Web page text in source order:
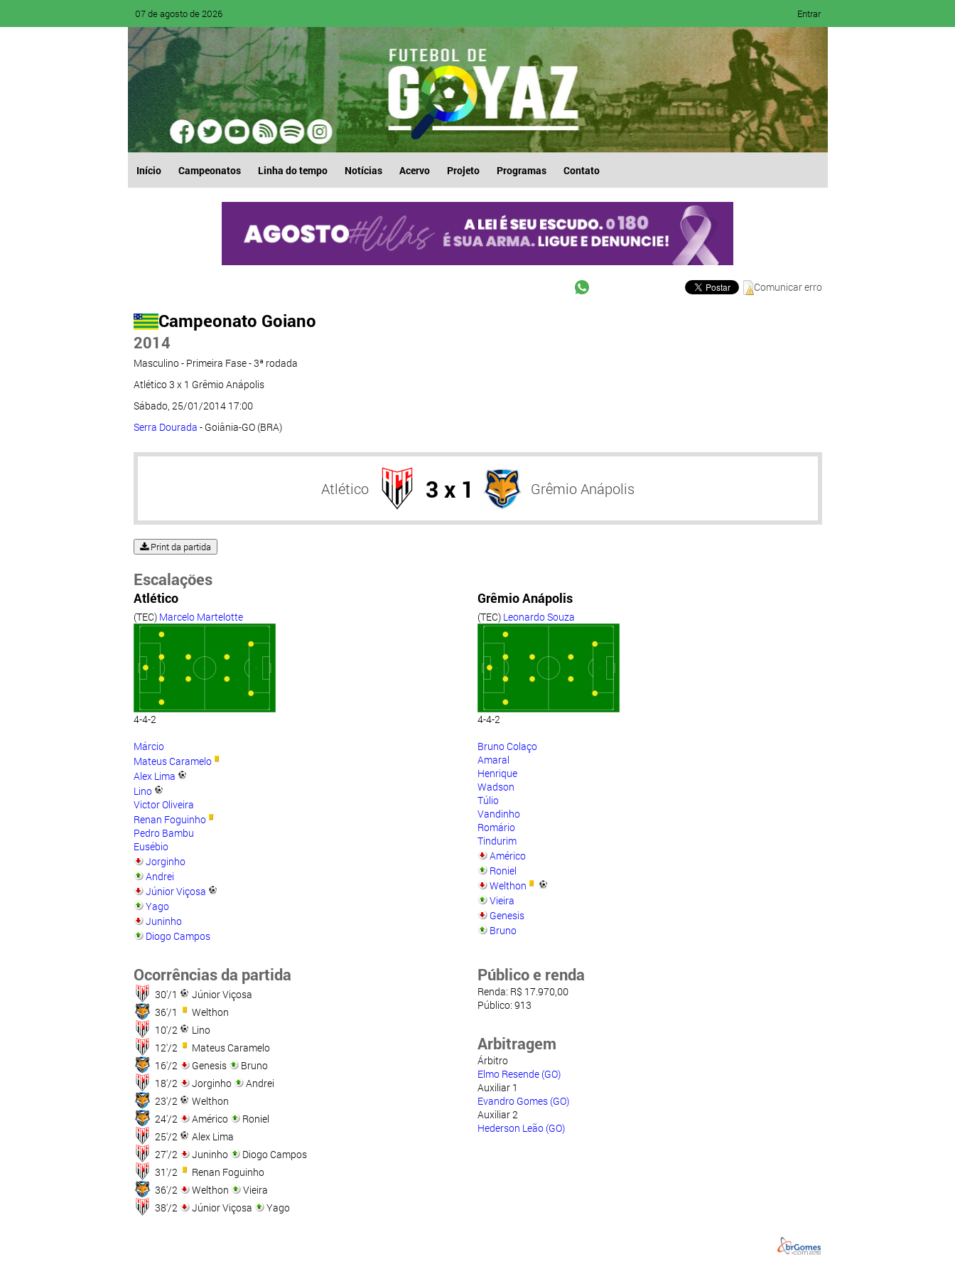
07 de agosto de 2026 Entrar
Início Campeonatos Linha do tempo Notícias Acervo Projeto Programas Contato
Comunicar erro
Campeonato Goiano
2014
Masculino - Primeira Fase - 3ª rodada
Atlético 3 x 1 Grêmio Anápolis
Sábado, 25/01/2014 17:00
Serra Dourada - Goiânia-GO (BRA)
Atlético 3 x 1 Grêmio Anápolis
Print da partida
Escalações
Atlético
(TEC) Marcelo Martelotte
4-4-2
Márcio
Mateus Caramelo
Alex Lima
Lino
Victor Oliveira
Renan Foguinho
Pedro Bambu
Eusébio
Jorginho
Andrei
Júnior Viçosa
Yago
Juninho
Diogo Campos
Grêmio Anápolis
(TEC) Leonardo Souza
4-4-2
Bruno Colaço
Amaral
Henrique
Wadson
Túlio
Vandinho
Romário
Tindurim
Américo
Roniel
Welthon
Vieira
Genesis
Bruno
Ocorrências da partida
30'/1
Júnior Viçosa
36'/1
Welthon
10'/2
Lino
12'/2
Mateus Caramelo
16'/2
Genesis
Bruno
18'/2
Jorginho
Andrei
23'/2
Welthon
24'/2
Américo
Roniel
25'/2
Alex Lima
27'/2
Juninho
Diogo Campos
31'/2
Renan Foguinho
36'/2
Welthon
Vieira
38'/2
Júnior Viçosa Yago
Público e renda
Renda: R$ 17.970,00
Público: 913
Arbitragem
Árbitro
Elmo Resende (GO)
Auxiliar 1
Evandro Gomes (GO)
Auxiliar 2
Hederson Leão (GO)